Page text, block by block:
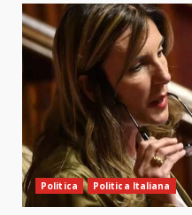
Politica Politica Italiana